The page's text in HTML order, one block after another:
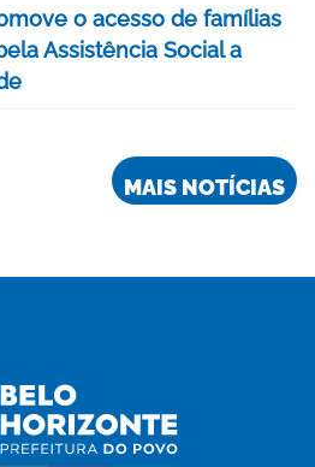
o acesso de famílias
Assistência Social a
MAIS NOTÍCIAS